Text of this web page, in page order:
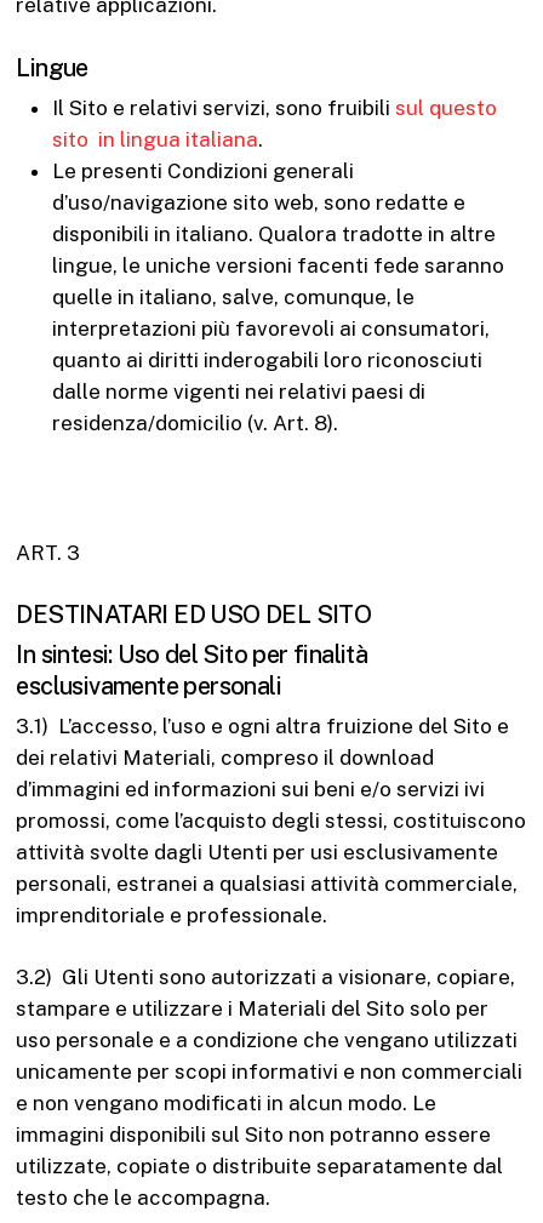
relative applicazioni.
Lingue
Il Sito e relativi servizi, sono fruibilisul questo
sito in lingua italiana.
Le presenti Condizioni generali
d’uso/navigazione sito web, sono redatte e
disponibili in italiano. Qualora tradotte in altre
lingue, le uniche versioni facenti fede saranno
quelle in italiano, salve, comunque, le
interpretazioni più favorevoli ai consumatori,
quanto ai diritti inderogabili loro riconosciuti
dalle norme vigenti nei relativi paesi di
residenza/domicilio (v. Art. 8).
ART. 3
DESTINATARI ED USO DEL SITO
In sintesi: Uso del Sito per finalità
esclusivamente personali
3.1) L’accesso, l’uso e ogni altra fruizione del Sito e
dei relativi Materiali, compreso il download
d’immagini ed informazioni sui beni e/o servizi ivi
promossi, come l’acquisto degli stessi, costituiscono
attività svolte dagli Utenti per usi esclusivamente
personali, estranei a qualsiasi attività commerciale,
imprenditoriale e professionale.
3.2) Gli Utenti sono autorizzati a visionare, copiare,
stampare e utilizzare i Materiali del Sito solo per
uso personale e a condizione che vengano utilizzati
unicamente per scopi informativi e non commerciali
e non vengano modificati in alcun modo. Le
immagini disponibili sul Sito non potranno essere
utilizzate, copiate o distribuite separatamente dal
testo che le accompagna.